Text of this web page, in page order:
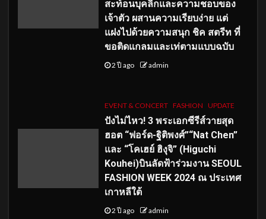
สะท้อนบุคลิกและความชอบของ
เจ้าตัว ผสานความเรียบง่าย แต่
แฝงไปด้วยความสนุก ชิค สตรีท ที่
ขอติดแกลมและเท่ตามแบบฉบับ
2 ปี ago admin
EVENT & CONCERT FASHION UPDATE
ปังไม่ไหว! 3 พระเอกซีรีส์วายสุด
ฮอต “ฟอร์ด-ฐิติพงศ์”“Nat Chen”
และ “โคเฮย์ ฮิงุจิ” (Higuchi
Kouhei)บินลัดฟ้าร่วมงาน SEOUL
FASHION WEEK 2024 ณ ประเทศ
เกาหลีใต้
2 ปี ago admin